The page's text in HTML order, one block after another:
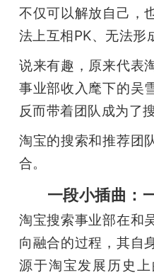
不仅可以解放自己，
法上互相PK、无法形
说来有趣，原来代表
事业部收入麾下的吴
反而带着团队成为了
淘宝的搜索和推荐团
合。
一段小插曲：
淘宝搜索事业部在和
向融合的过程，其自
源于淘宝发展历史